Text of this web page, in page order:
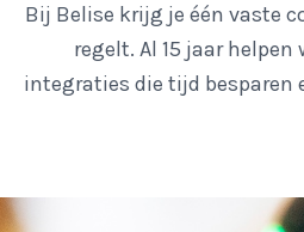
Bij Belise krijg je één vaste
regelt. Al 15 jaar
integraties die tijd besparen